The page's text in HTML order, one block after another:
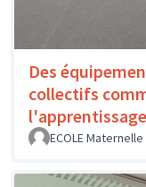
Des
collectifs
ECOLE